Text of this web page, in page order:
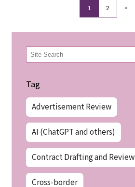
1 2 »
検
索
Tag
Advertisement Review
AI (ChatGPT and others)
Contract Drafting and Review
Cross-border